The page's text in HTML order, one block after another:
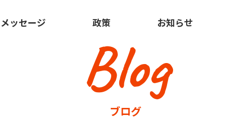
メッセージ 政策 お知らせ
Blog
ブログ